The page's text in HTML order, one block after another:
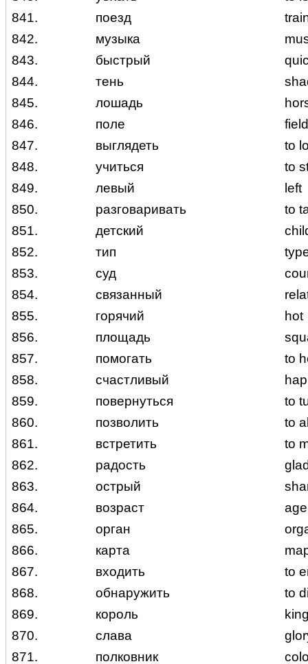
841.
поезд
842.
музыка
843.
быстрый
844.
тень
845.
лошадь
846.
поле
field
847.
выглядеть
to
848.
учиться
to
849.
левый
left
850.
разговаривать
to
851.
детский
852.
тип
853.
суд
854.
связанный
855.
горячий
hot
856.
площадь
857.
помогать
to
858.
счастливый
859.
повернуться
to
860.
позволить
to
861.
встретить
to
862.
радость
863.
острый
864.
возраст
age
865.
орган
866.
карта
867.
входить
to
868.
обнаружить
to
869.
король
870.
слава
871.
полковник